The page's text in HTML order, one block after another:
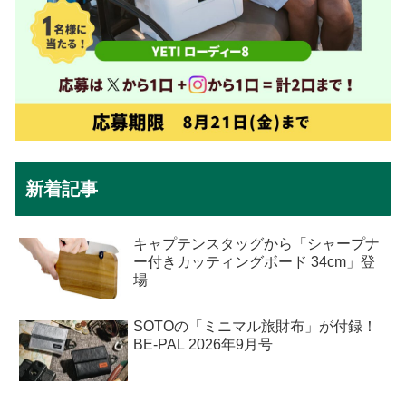
新着記事
キャプテンスタッグから「シャープナ
ー付きカッティングボード 34cm」登
場
SOTOの「ミニマル旅財布」が付録！
BE-PAL 2026年9月号